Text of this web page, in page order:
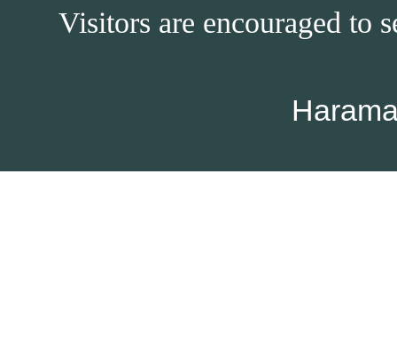
Visitors are encouraged to